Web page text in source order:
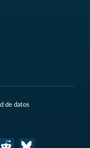
de datos